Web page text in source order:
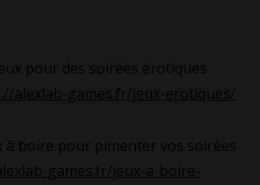
pour des soirées érotiques
alexlab-games.fr/jeux-erotiques/
à boire pour pimenter vos soirées
games.fr/jeux-a-boire-